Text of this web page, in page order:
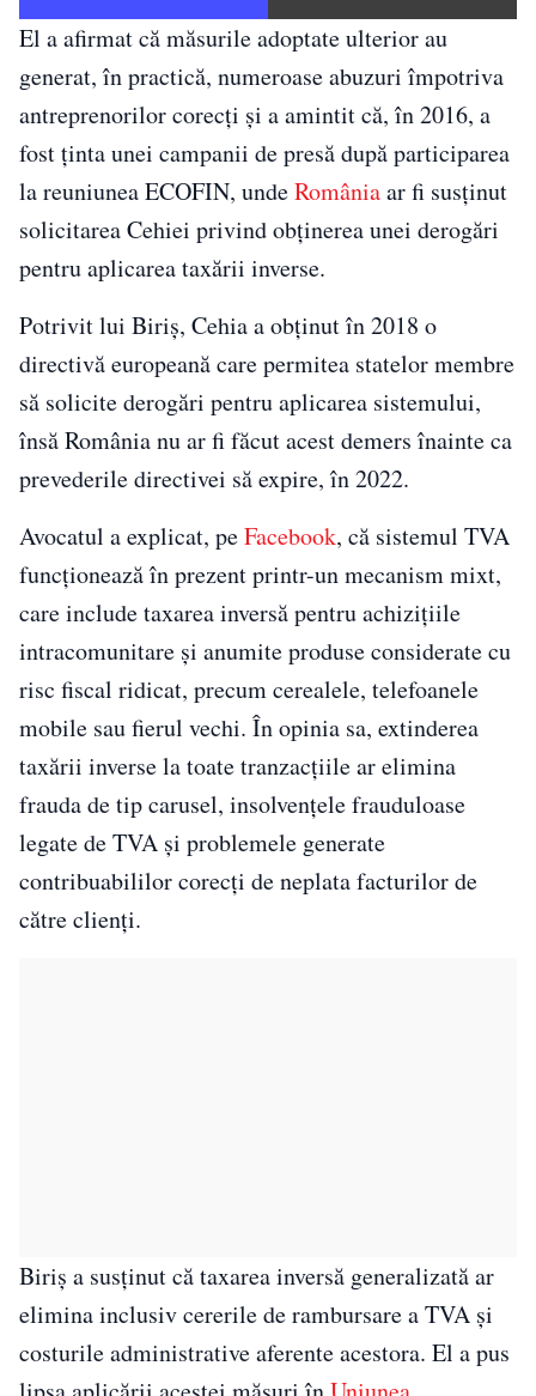
El a afirmat că măsurile adoptate ulterior au
generat, în practică, numeroase abuzuri împotriva
antreprenorilor corecți și a amintit că, în 2016, a
fost ținta unei campanii de presă după participarea
la reuniunea ECOFIN, undeRomâniaar fi susținut
solicitarea Cehiei privind obținerea unei derogări
pentru aplicarea taxării inverse.
Potrivit lui Biriș, Cehia a obținut în 2018 o
directivă europeană care permitea statelor membre
să solicite derogări pentru aplicarea sistemului,
însă România nu ar fi făcut acest demers înainte ca
prevederile directivei să expire, în 2022.
Avocatul a explicat, peFacebook, că sistemul TVA
funcționează în prezent printr-un mecanism mixt,
care include taxarea inversă pentru achizițiile
intracomunitare și anumite produse considerate cu
risc fiscal ridicat, precum cerealele, telefoanele
mobile sau fierul vechi. În opinia sa, extinderea
taxării inverse la toate tranzacțiile ar elimina
frauda de tip carusel, insolvențele frauduloase
legate de TVA și problemele generate
contribuabililor corecți de neplata facturilor de
către clienți.
Biriș a susținut că taxarea inversă generalizată ar
elimina inclusiv cererile de rambursare a TVA și
costurile administrative aferente acestora. El a pus